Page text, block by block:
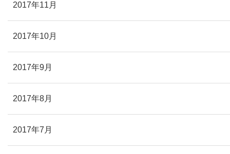
2017年11月
2017年10月
2017年9月
2017年8月
2017年7月